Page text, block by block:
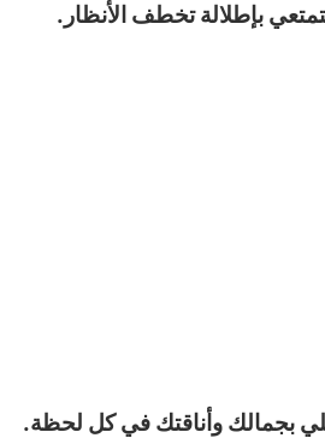
بإطلالة تخطف الأنظار.
بجمالك وأناقتك في كل لحظة.